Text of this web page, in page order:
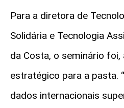
Para a diretora de
Solidária e Tecnologia
da Costa, o seminário foi,
estratégico para a pasta.
dados internacionais